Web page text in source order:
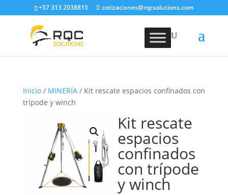
+57 313 2038815 cotizaciones@rqcsolutions.com
Inicio/ MINERÍA/ Kit rescate espacios confinados con
trípode y winch
Kit rescate
espacios
confinados
con trípode
y winch